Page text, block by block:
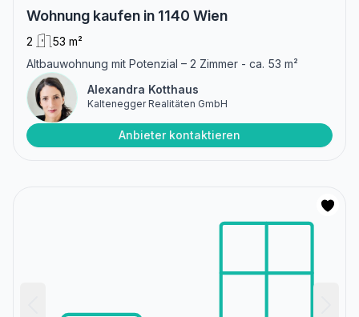
Wohnung kaufen in 1140 Wien
2
53 m²
Altbauwohnung mit Potenzial – 2 Zimmer - ca. 53 m²
Alexandra Kotthaus
Kaltenegger Realitäten GmbH
Anbieter kontaktieren